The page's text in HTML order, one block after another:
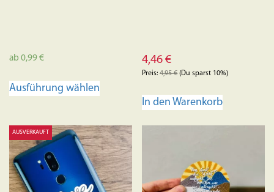
ab 0,99€
Ausführung wählen
Varianten
auf.
Die
Optionen
4,46€
Preis:4,95€(Du sparst 10%)
In den Warenkorb
AUSVERKAUFT